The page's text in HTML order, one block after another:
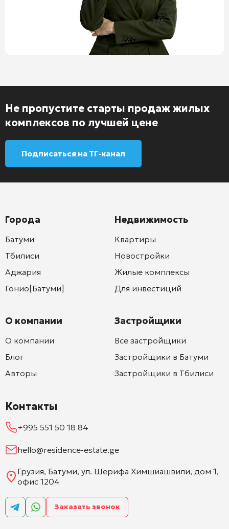
Не пропустите старты продаж жилых
комплексов по лучшей цене
Подписаться на ТГ-канал
Города
Батуми
Тбилиси
Аджария
Гонио[Батуми]
О компании
О компании
Блог
Авторы
Недвижимость
Квартиры
Новостройки
Жилые комплексы
Для инвестиций
Застройщики
Все застройщики
Застройщики в Батуми
Застройщики в Тбилиси
Контакты
+995 551 50 18 84
hello@residence-estate.ge
Грузия, Батуми, ул. Шерифа Химшиашвили, дом 1,
офис 1204
Заказать звонок